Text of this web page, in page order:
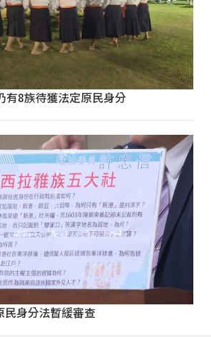
有8族待獲法定原民身分
民身分法暫緩審查